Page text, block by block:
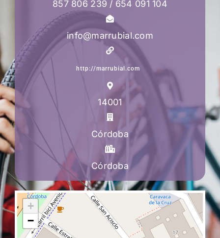
857 806 239 / 654 091 104
info@marrubial.com
http://marrubial.com
14001
Córdoba
Córdoba
+
−